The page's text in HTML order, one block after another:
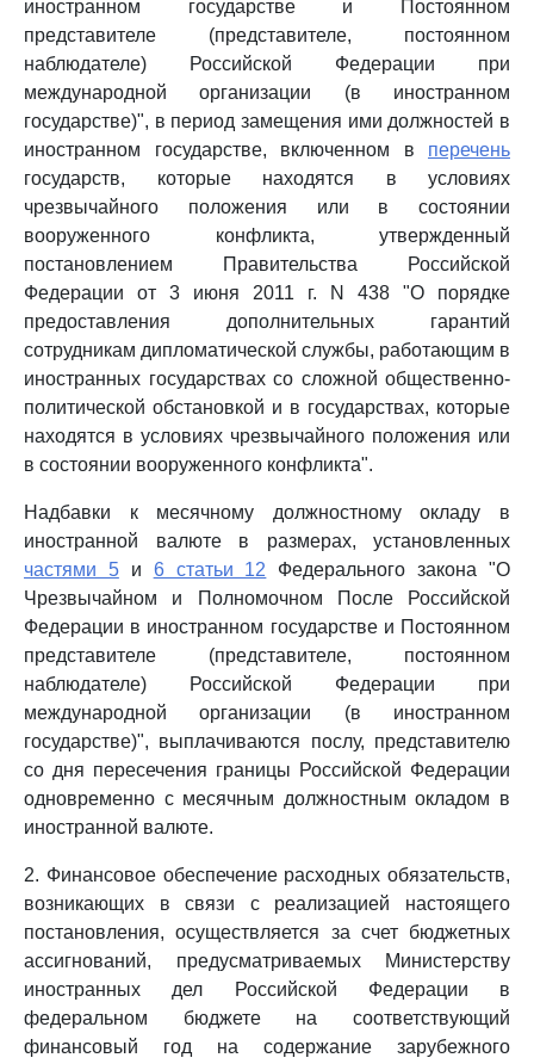
иностранном государстве и Постоянном
представителе (представителе, постоянном
наблюдателе) Российской Федерации при
международной организации (в иностранном
государстве)", в период замещения ими должностей в
иностранном государстве, включенном в перечень
государств, которые находятся в условиях
чрезвычайного положения или в состоянии
вооруженного конфликта, утвержденный
постановлением Правительства Российской
Федерации от 3 июня 2011 г. N 438 "О порядке
предоставления дополнительных гарантий
сотрудникам дипломатической службы, работающим в
иностранных государствах со сложной общественно-
политической обстановкой и в государствах, которые
находятся в условиях чрезвычайного положения или
в состоянии вооруженного конфликта".
Надбавки к месячному должностному окладу в
иностранной валюте в размерах, установленных
частями 5и 6 статьи 12 Федерального закона "О
Чрезвычайном и Полномочном После Российской
Федерации в иностранном государстве и Постоянном
представителе (представителе, постоянном
наблюдателе) Российской Федерации при
международной организации (в иностранном
государстве)", выплачиваются послу, представителю
со дня пересечения границы Российской Федерации
одновременно с месячным должностным окладом в
иностранной валюте.
2. Финансовое обеспечение расходных обязательств,
возникающих в связи с реализацией настоящего
постановления, осуществляется за счет бюджетных
ассигнований, предусматриваемых Министерству
иностранных дел Российской Федерации в
федеральном бюджете на соответствующий
финансовый год на содержание зарубежного